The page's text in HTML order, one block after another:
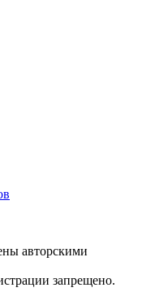
авторскими
запрещено.